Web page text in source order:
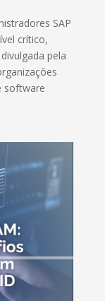
SAP
crítico,
pela
software